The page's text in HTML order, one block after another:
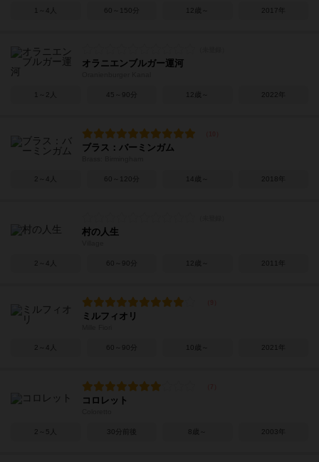
1～4人 60～150分 12歳～ 2017年
オラニエンブルガー運河
1～2人 45～90分 12歳～ 2022年
ブラス：バーミンガム
2～4人 60～120分 14歳～ 2018年
村の人生
2～4人 60～90分 12歳～ 2011年
ミルフィオリ
2～4人 60～90分 10歳～ 2021年
コロレット
2～5人 30分前後 8歳～ 2003年